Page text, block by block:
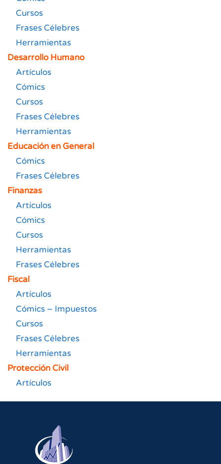
Cursos
Frases Célebres
Herramientas
Desarrollo Humano
Artículos
Cómics
Cursos
Frases Célebres
Herramientas
Educación en General
Cómics
Frases Célebres
Finanzas
Artículos
Cómics
Cursos
Herramientas
Frases Célebres
Fiscal
Artículos
Cómics – Impuestos
Cursos
Frases Célebres
Herramientas
Protección Civil
Artículos